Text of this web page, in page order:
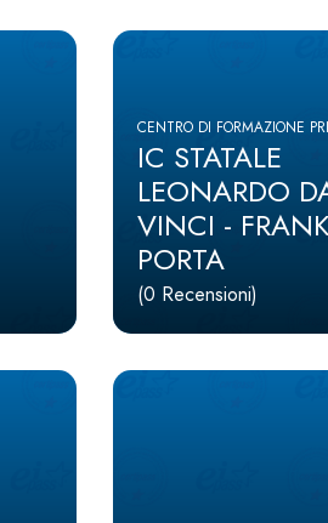
CENTRO DI FORMAZIONE
IC STATALE
LEONARDO
VINCI -
PORTA
(0 Recensioni)